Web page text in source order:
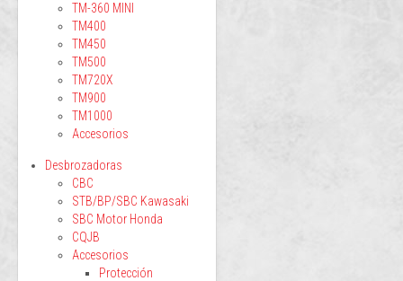
TM-360 MINI
TM400
TM450
TM500
TM720X
TM900
TM1000
Accesorios
Desbrozadoras
CBC
STB/BP/SBC Kawasaki
SBC Motor Honda
CQJB
Accesorios
Protección